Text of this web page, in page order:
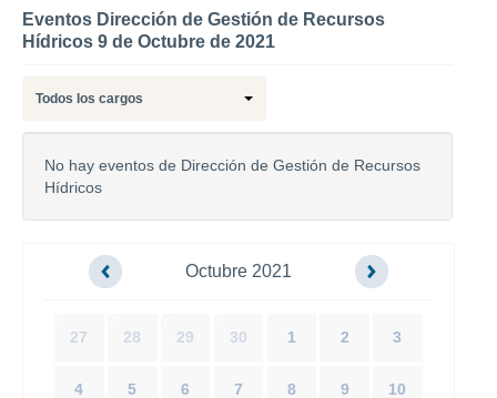
Eventos Dirección de Gestión de Recursos
Hídricos 9 de Octubre de 2021
Todos los cargos
No hay eventos de Dirección de Gestión de Recursos
Hídricos
Octubre 2021
27 28 29 30 1 2 3
4 5 6 7 8 9 10